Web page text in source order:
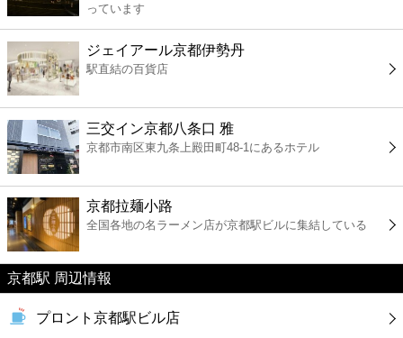
レジャー
書店
ファミレス
カフェ
ショッピング
銀行
っています
ジェイアール京都伊勢丹
駅直結の百貨店
三交イン京都八条口 雅
京都市南区東九条上殿田町48-1にあるホテル
京都拉麺小路
全国各地の名ラーメン店が京都駅ビルに集結している
京都駅 周辺情報
プロント京都駅ビル店